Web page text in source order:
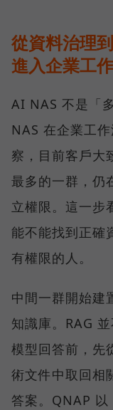
從資料治理
進入企業工
AI NAS 不是「
NAS 在企業工
察，目前客戶大
最多的一群，仍
立權限。這一步
能不能找到正確
有權限的人。
中間一群開始建
知識庫。RAG
模型回答前，先
術文件中取回相
答案。QNAP